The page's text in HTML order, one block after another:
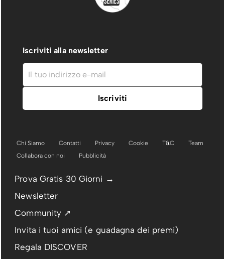
Iscriviti alla newsletter
Chi Siamo Contatti Privacy Cookie T&C
Team
Collabora con noi
Pubblicità
Prova Gratis 30 Giorni →
Newsletter
Community ↗
Invita i tuoi amici (e guadagna dei premi)
Regala DISCOVER